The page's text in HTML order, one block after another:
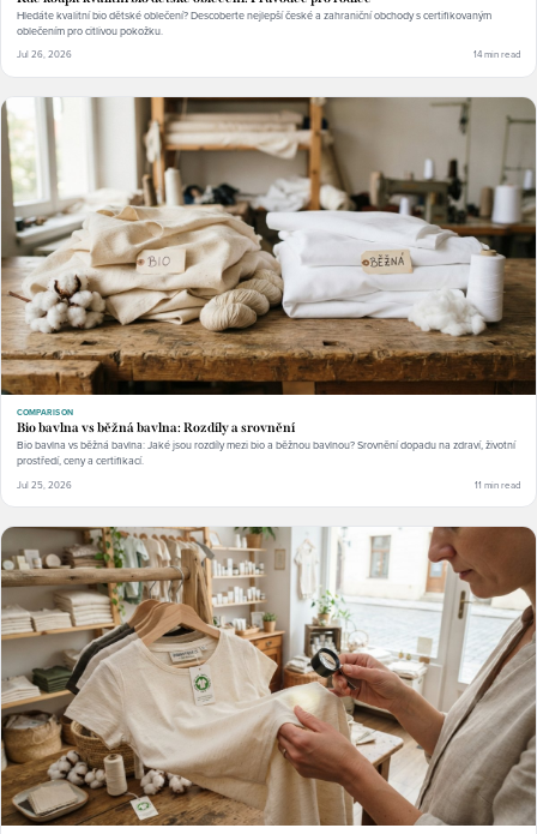
Hledáte kvalitní bio dětské oblečení? Descoberte nejlepší české a zahraniční obchody s certifikovaným
oblečením pro citlivou pokožku.
Jul 26, 2026 14 min read
COMPARISON
Bio bavlna vs běžná bavlna: Rozdíly a srovnění
Bio bavlna vs běžná bavlna: Jaké jsou rozdíly mezi bio a běžnou bavlnou? Srovnění dopadu na zdraví, životní
prostředí, ceny a certifikací.
Jul 25, 2026 11 min read